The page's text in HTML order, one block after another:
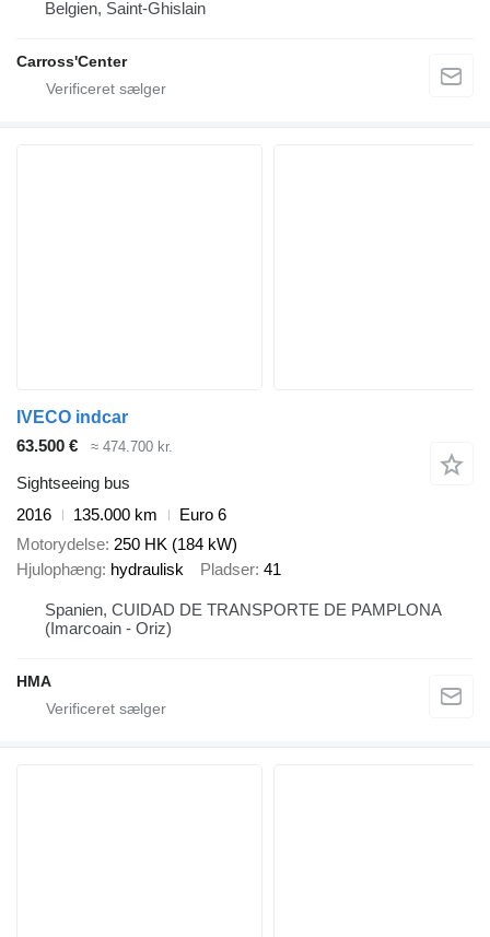
Belgien, Saint-Ghislain
Carross'Center
IVECO indcar
63.500 €
≈ 474.700 kr.
Sightseeing bus
2016
135.000 km
Euro 6
Motorydelse 250 HK (184 kW)
Hjulophæng hydraulisk Pladser 41
Spanien, CUIDAD DE TRANSPORTE DE PAMPLONA
(Imarcoain - Oriz)
HMA